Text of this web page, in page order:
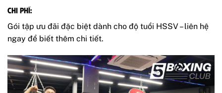
Chi phí:
Gói tập ưu đãi đặc biệt dành cho độ tuổi HSSV – liên hệ
ngay để biết thêm chi tiết.